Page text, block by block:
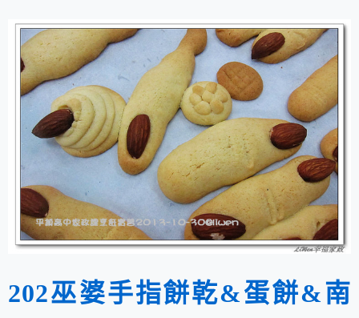
202巫婆手指餅乾&蛋餅&南